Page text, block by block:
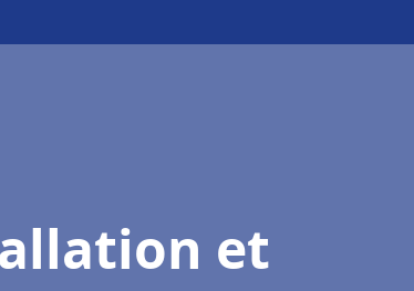
et